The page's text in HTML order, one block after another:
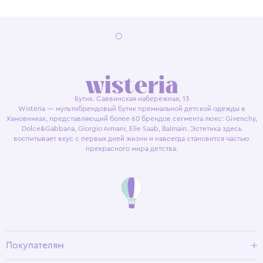
Бутик. Саввинская набережная, 13
Wisteria — мультибрендовый бутик премиальной детской одежды в
Хамовниках, представляющий более 60 брендов сегмента люкс: Givenchy,
Dolce&Gabbana, Giorgio Armani, Elie Saab, Balmain. Эстетика здесь
воспитывает вкус с первых дней жизни и навсегда становится частью
прекрасного мира детства.
Покупателям